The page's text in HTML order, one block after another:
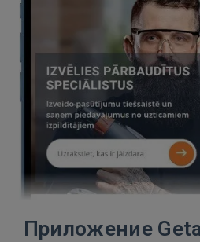
Приложение